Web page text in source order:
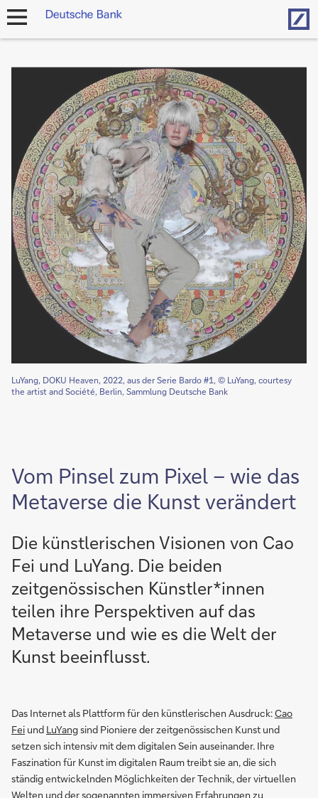
Navigation
LuYang, DOKU Heaven, 2022, aus der Serie Bardo #1, © LuYang, courtesy
the artist and Société, Berlin, Sammlung Deutsche Bank
Vom Pinsel zum Pixel – wie das
Metaverse die Kunst verändert
Die künstlerischen Visionen von Cao
Fei und LuYang. Die beiden
zeitgenössischen Künstler*innen
teilen ihre Perspektiven auf das
Metaverse und wie es die Welt der
Kunst beeinflusst.
Das Internet als Plattform für den künstlerischen Ausdruck:Cao
Fei und LuYangsind Pioniere der zeitgenössischen Kunst und
setzen sich intensiv mit dem digitalen Sein auseinander. Ihre
Faszination für Kunst im digitalen Raum treibt sie an, die sich
ständig entwickelnden Möglichkeiten der Technik, der virtuellen
Welten und der sogenannten immersiven Erfahrungen zu